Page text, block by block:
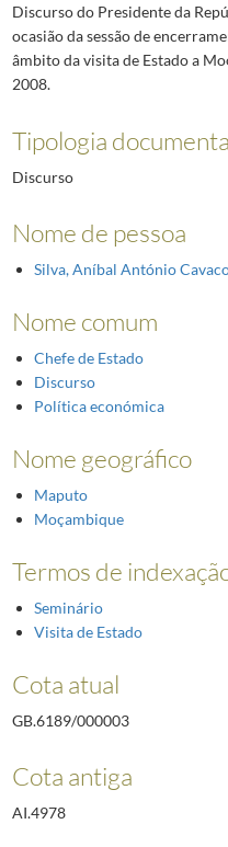
Discurso do Presidente da
ocasião da sessão de
âmbito da visita de Estado a
2008.
Tipologia
Discurso
Nome de pessoa
Silva, Aníbal António
Nome comum
Chefe de Estado
Discurso
Política económica
Nome geográfico
Maputo
Moçambique
Termos de
Seminário
Visita de Estado
Cota atual
GB.6189/000003
Cota antiga
AI.4978